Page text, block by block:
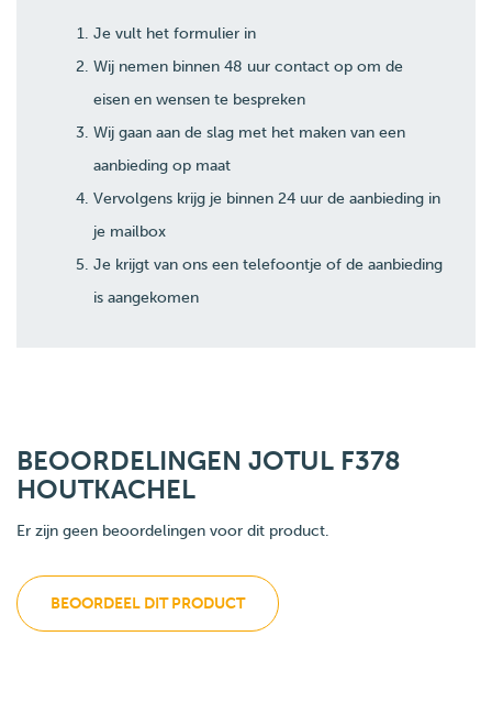
Je vult het formulier in
Wij nemen binnen 48 uur contact op om de
eisen en wensen te bespreken
Wij gaan aan de slag met het maken van een
aanbieding op maat
Vervolgens krijg je binnen 24 uur de aanbieding in
je mailbox
Je krijgt van ons een telefoontje of de aanbieding
is aangekomen
BEOORDELINGEN JOTUL F378
HOUTKACHEL
Er zijn geen beoordelingen voor dit product.
BEOORDEEL DIT PRODUCT